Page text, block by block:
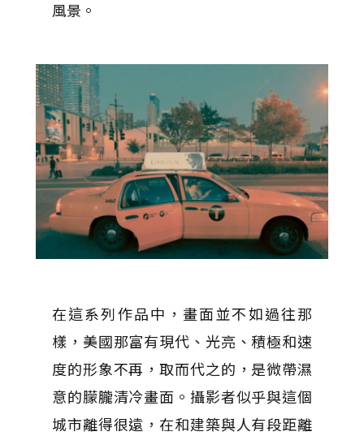
風景。
在這系列作品中，畫面並不如過往那
樣，美國那富有現代、光亮、積極和速
度的形象不再，取而代之的，是微帶濕
意的朦朧清冷畫面。攝影者似乎與這個
城市離得很遠，在和建築與人有段距離